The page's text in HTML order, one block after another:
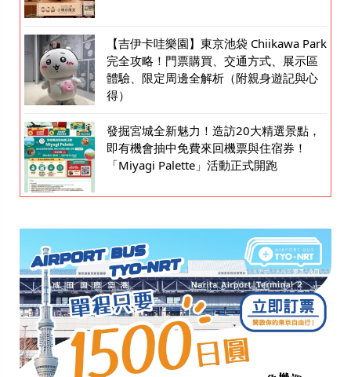
【吉伊卡哇樂園】東京池袋 Chiikawa Park
完全攻略！門票購買、交通方式、展示區
體驗、限定周邊全解析（附親身遊記與心
得）
發掘宮城全新魅力！造訪20大精選景點，
即有機會抽中免費來回機票與住宿券！
「Miyagi Palette」活動正式開跑